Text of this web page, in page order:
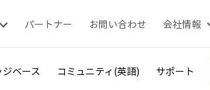
パートナー お問い合わせ 会社情報
ベース コミュニティ(英語) サポート